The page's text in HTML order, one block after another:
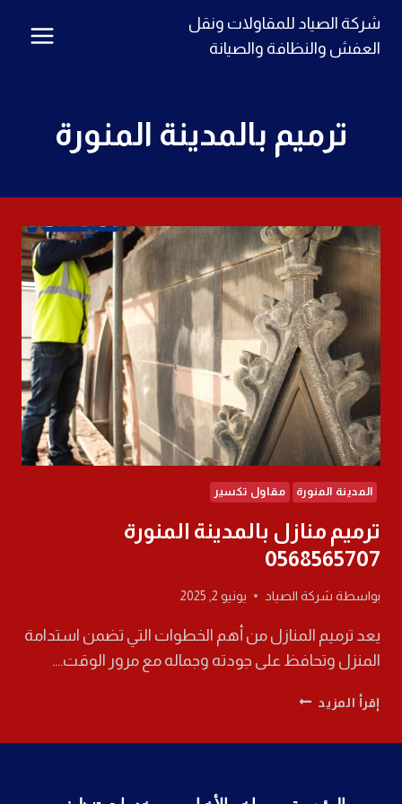
التجاوز
شركة الصياد للمقاولات ونقل
العفش والنظافة والصيانة
ترميم بالمدينة المنورة
المدينة المنورة مقاول تكسير
ترميم منازل بالمدينة المنورة
0568565707
بواسطة شركة الصياد يونيو 2, 2025
يعد ترميم المنازل من أهم الخطوات التي تضمن استدامة
المنزل وتحافظ على جودته وجماله مع مرور الوقت….
إقرأ المزيد ترميم